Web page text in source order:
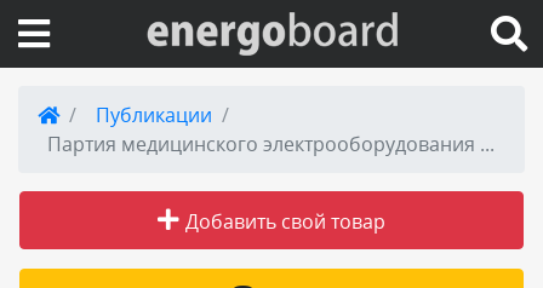
Вход на сайт
Публикации
Публикации
Партия медицинского электрооборудования была отправлена в «Шатковскую центральную районную больницу»
Добавить свой товар